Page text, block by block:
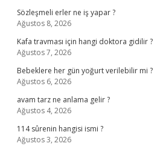
Sözleşmeli erler ne iş yapar ?
Ağustos 8, 2026
Kafa travması için hangi doktora gidilir ?
Ağustos 7, 2026
Bebeklere her gün yoğurt verilebilir mi ?
Ağustos 6, 2026
avam tarz ne anlama gelir ?
Ağustos 4, 2026
114 sûrenin hangisi ismi ?
Ağustos 3, 2026